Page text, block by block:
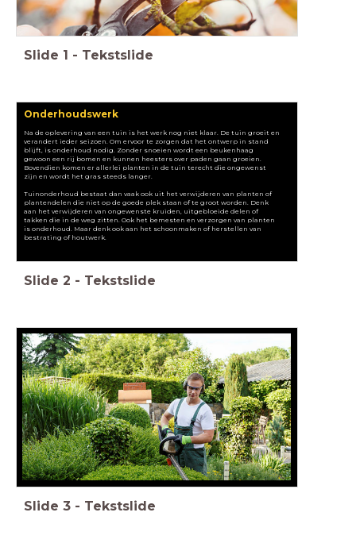
Slide 1 - Tekstslide
Onderhoudswerk
Na de oplevering van een tuin is het werk nog niet klaar. De tuin groeit en
verandert ieder seizoen. Om ervoor te zorgen dat het ontwerp in stand
blijft, is onderhoud nodig. Zonder snoeien wordt een beukenhaag
gewoon een rij bomen en kunnen heesters over paden gaan groeien.
Bovendien komen er allerlei planten in de tuin terecht die ongewenst
zijn en wordt het gras steeds langer.
Tuinonderhoud bestaat dan vaak ook uit het verwijderen van planten of
plantendelen die niet op de goede plek staan of te groot worden. Denk
aan het verwijderen van ongewenste kruiden, uitgebloeide delen of
takken die in de weg zitten. Ook het bemesten en verzorgen van planten
is onderhoud. Maar denk ook aan het schoonmaken of herstellen van
bestrating of houtwerk.
Slide 2 - Tekstslide
Slide 3 - Tekstslide